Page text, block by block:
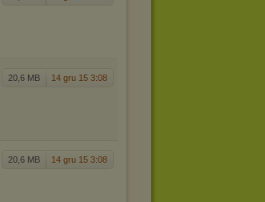
20,6 MB 14 gru 15 3:08
20,6 MB 14 gru 15 3:08